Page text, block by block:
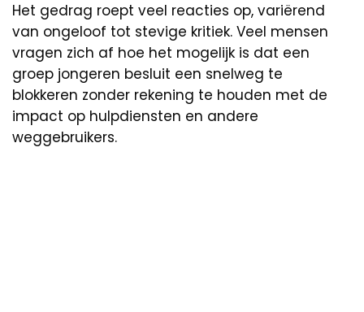
Het gedrag roept veel reacties op, variërend
van ongeloof tot stevige kritiek. Veel mensen
vragen zich af hoe het mogelijk is dat een
groep jongeren besluit een snelweg te
blokkeren zonder rekening te houden met de
impact op hulpdiensten en andere
weggebruikers.